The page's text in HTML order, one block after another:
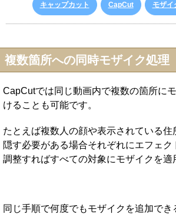
キャップカット CapCut モザイ
複数箇所への同時モザイク処理
CapCutでは同じ動画内で複数の箇所に
けることも可能です。
たとえば複数人の顔や表示されている住
隠す必要がある場合それぞれにエフェク
調整すればすべての対象にモザイクを適
同じ手順で何度でもモザイクを追加で